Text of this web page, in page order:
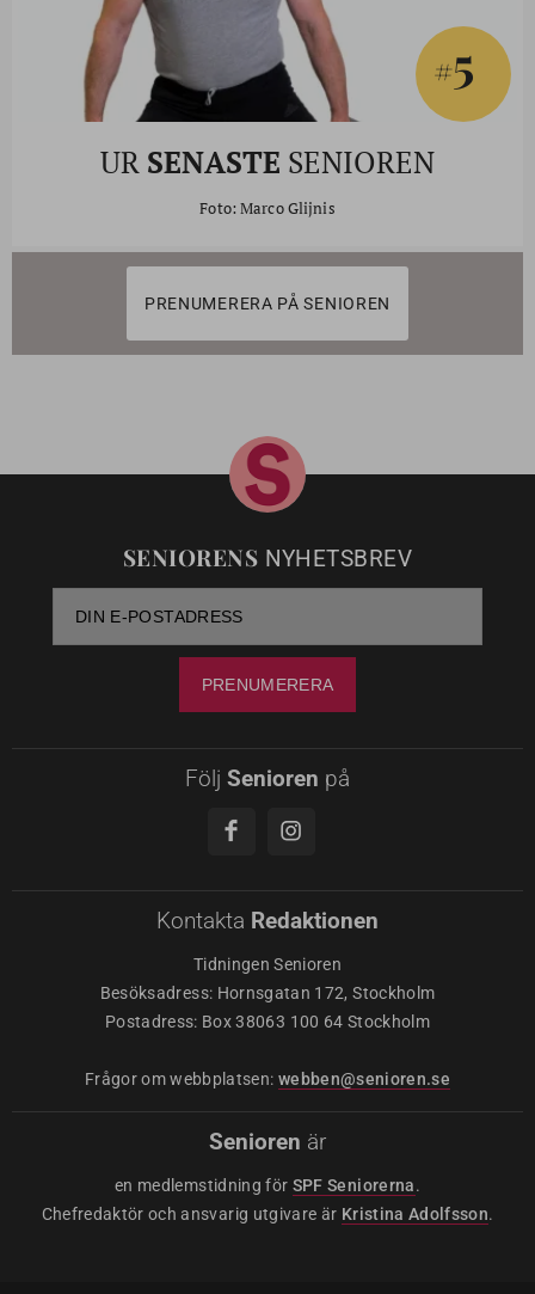
#5
UR SENASTE SENIOREN
Foto: Marco Glijnis
PRENUMERERA PÅ SENIOREN
SENIORENS NYHETSBREV
Följ Senioren på
Kontakta Redaktionen
Tidningen Senioren
Besöksadress: Hornsgatan 172, Stockholm
Postadress: Box 38063 100 64 Stockholm
Frågor om webbplatsen: webben@senioren.se
Senioren är
en medlemstidning för SPF Seniorerna.
Chefredaktör och ansvarig utgivare är Kristina Adolfsson.